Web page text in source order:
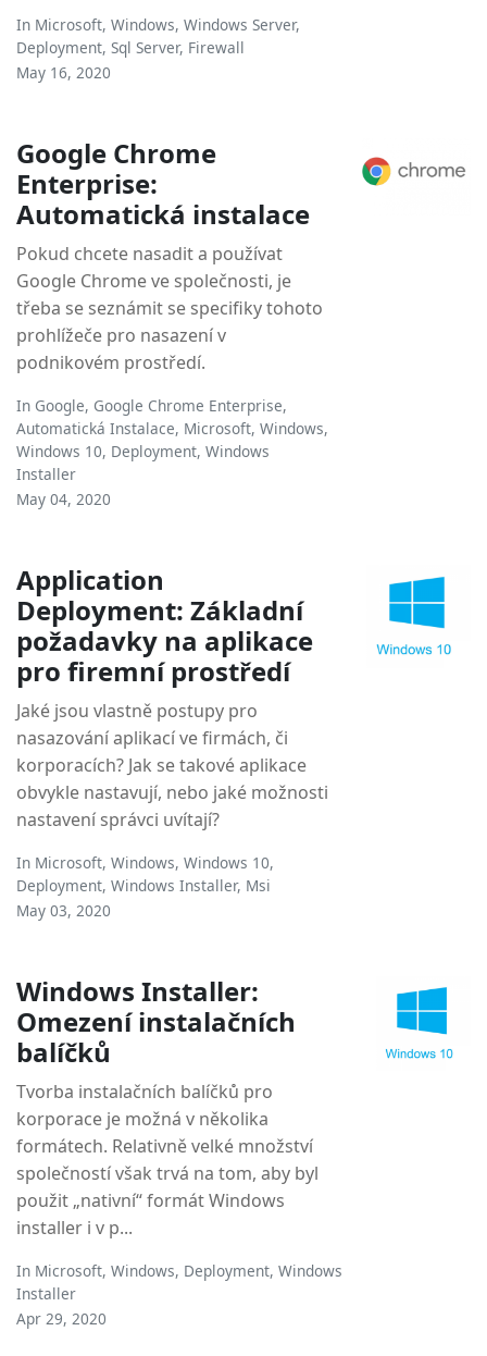
In Microsoft, Windows, Windows Server,
Deployment, Sql Server, Firewall
May 16, 2020
Google Chrome
Enterprise:
Automatická instalace
Pokud chcete nasadit a používat
Google Chrome ve společnosti, je
třeba se seznámit se specifiky tohoto
prohlížeče pro nasazení v
podnikovém prostředí.
In Google, Google Chrome Enterprise,
Automatická Instalace, Microsoft, Windows,
Windows 10, Deployment, Windows
Installer
May 04, 2020
Application
Deployment: Základní
požadavky na aplikace
pro firemní prostředí
Jaké jsou vlastně postupy pro
nasazování aplikací ve firmách, či
korporacích? Jak se takové aplikace
obvykle nastavují, nebo jaké možnosti
nastavení správci uvítají?
In Microsoft, Windows, Windows 10,
Deployment, Windows Installer, Msi
May 03, 2020
Windows Installer:
Omezení instalačních
balíčků
Tvorba instalačních balíčků pro
korporace je možná v několika
formátech. Relativně velké množství
společností však trvá na tom, aby byl
použit „nativní“ formát Windows
installer i v p...
In Microsoft, Windows, Deployment, Windows
Installer
Apr 29, 2020